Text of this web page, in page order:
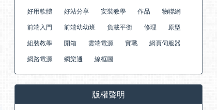
好用軟體
好站分享 安裝教學 作品
物聯網
前端入門
前端幼幼班 負載平衡 修理
原型
組裝教學
開箱 雲端電源 實戰
網頁伺服器
網路電源
網樂通 線框圖
版權聲明